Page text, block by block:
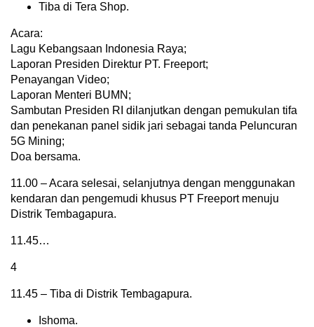
Tiba di Tera Shop.
Acara:
Lagu Kebangsaan Indonesia Raya;
Laporan Presiden Direktur PT. Freeport;
Penayangan Video;
Laporan Menteri BUMN;
Sambutan Presiden RI dilanjutkan dengan pemukulan tifa
dan penekanan panel sidik jari sebagai tanda Peluncuran
5G Mining;
Doa bersama.
11.00 – Acara selesai, selanjutnya dengan menggunakan
kendaran dan pengemudi khusus PT Freeport menuju
Distrik Tembagapura.
11.45…
4
11.45 – Tiba di Distrik Tembagapura.
Ishoma.